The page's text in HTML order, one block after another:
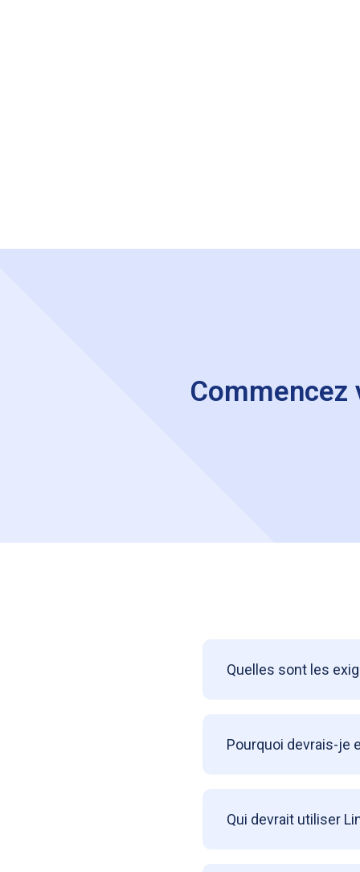
Commencez
Quelles sont les
Pourquoi devrais-je
Qui devrait utiliser